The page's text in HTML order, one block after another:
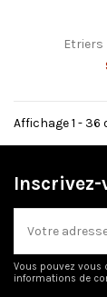
Etriers
Affichage 1 -
Inscrivez-
Vous pouvez vous
informations de